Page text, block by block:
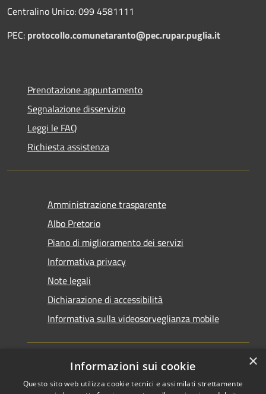
Centralino Unico: 099 4581111
PEC: protocollo.comunetaranto@pec.rupar.puglia.it
Prenotazione appuntamento
Segnalazione disservizio
Leggi le FAQ
Richiesta assistenza
Amministrazione trasparente
Albo Pretorio
Piano di miglioramento dei servizi
Informativa privacy
Note legali
Dichiarazione di accessibilità
Informativa sulla videosorveglianza mobile
×
Informazioni sui cookie
Questo sito web utilizza cookie tecnici e assimilati strettamente